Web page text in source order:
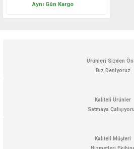
Aynı Gün Kargo
Ürünleri Sizden
Biz Deniyoruz
Kaliteli Ürünler
Satmaya
Kaliteli Müşteri